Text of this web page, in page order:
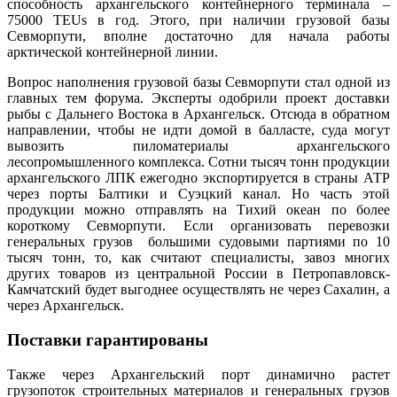
способность архангельского контейнерного терминала –
75000 TEUs в год. Этого, при наличии грузовой базы
Севморпути, вполне достаточно для начала работы
арктической контейнерной линии.
Вопрос наполнения грузовой базы Севморпути стал одной из
главных тем форума. Эксперты одобрили проект доставки
рыбы с Дальнего Востока в Архангельск. Отсюда в обратном
направлении, чтобы не идти домой в балласте, суда могут
вывозить пиломатериалы архангельского
лесопромышленного комплекса. Сотни тысяч тонн продукции
архангельского ЛПК ежегодно экспортируется в страны АТР
через порты Балтики и Суэцкий канал. Но часть этой
продукции можно отправлять на Тихий океан по более
короткому Севморпути. Если организовать перевозки
генеральных грузов большими судовыми партиями по 10
тысяч тонн, то, как считают специалисты, завоз многих
других товаров из центральной России в Петропавловск-
Камчатский будет выгоднее осуществлять не через Сахалин, а
через Архангельск.
Поставки гарантированы
Также через Архангельский порт динамично растет
грузопоток строительных материалов и генеральных грузов